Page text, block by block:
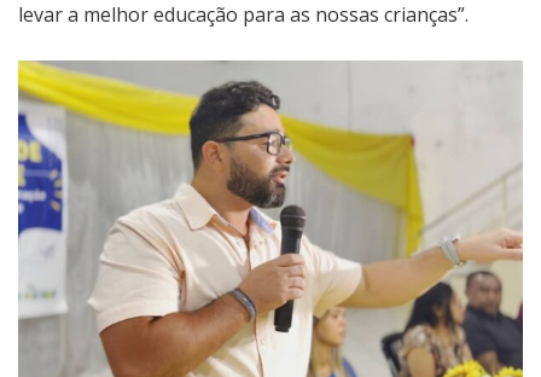
levar a melhor educação para as nossas crianças”.